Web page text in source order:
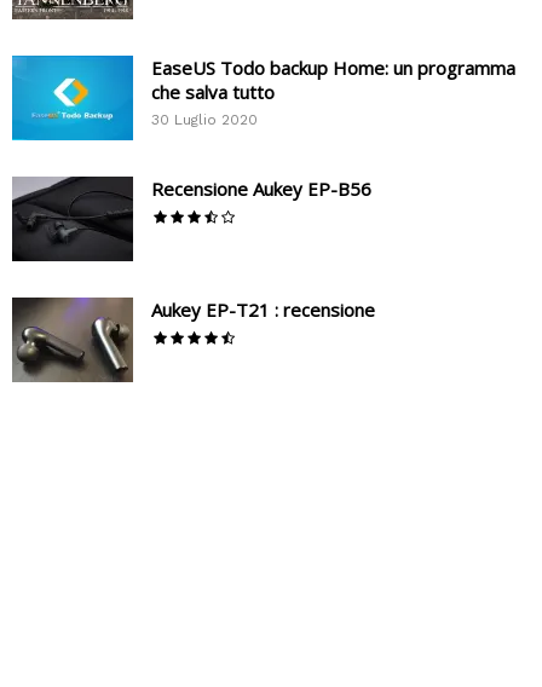
EaseUS Todo backup Home: un programma
che salva tutto
30 Luglio 2020
Recensione Aukey EP-B56
Aukey EP-T21 : recensione